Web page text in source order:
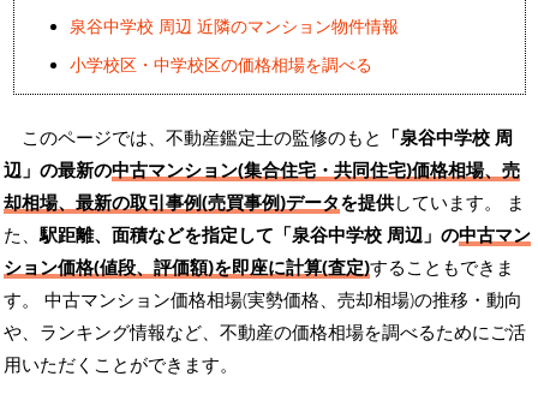
泉谷中学校 周辺 近隣のマンション物件情報
小学校区・中学校区の価格相場を調べる
このページでは、不動産鑑定士の監修のもと 「泉谷中学校 周
辺」の最新の中古マンション(集合住宅・共同住宅)価格相場、売
却相場、最新の取引事例(売買事例)データを提供しています。 ま
た、駅距離、面積などを指定して「泉谷中学校 周辺」の中古マン
ション価格(値段、評価額)を即座に計算(査定)することもできま
す。 中古マンション価格相場(実勢価格、売却相場)の推移・動向
や、ランキング情報など、不動産の価格相場を調べるためにご活
用いただくことができます。